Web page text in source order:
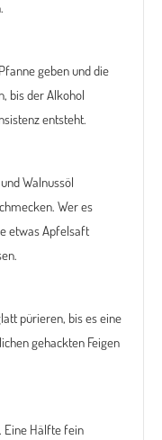
geben und die
bis der Alkohol
entsteht.
Walnussöl
Wer es
etwas Apfelsaft
pürieren, bis es eine
gehackten Feigen
Eine Hälfte fein